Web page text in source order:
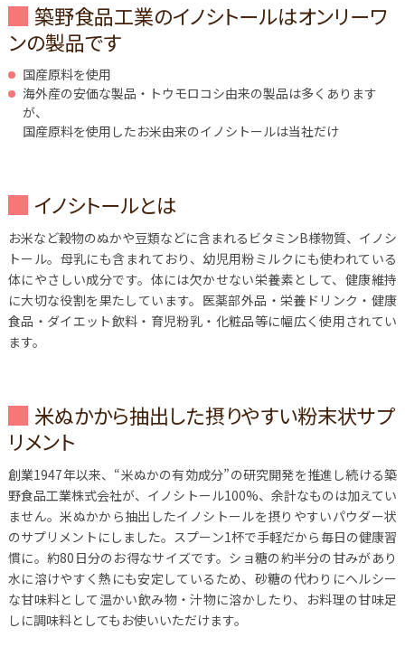
築野食品工業のイノシトールはオンリーワ
ンの製品です
国産原料を使用
海外産の安価な製品・トウモロコシ由来の製品は多くあります
が、
国産原料を使用したお米由来のイノシトールは当社だけ
イノシトールとは
お米など穀物のぬかや豆類などに含まれるビタミンB様物質、イノシ
トール。母乳にも含まれており、幼児用粉ミルクにも使われている
体にやさしい成分です。体には欠かせない栄養素として、健康維持
に大切な役割を果たしています。医薬部外品・栄養ドリンク・健康
食品・ダイエット飲料・育児粉乳・化粧品等に幅広く使用されてい
ます。
米ぬかから抽出した摂りやすい粉末状サプ
リメント
創業1947年以来、“米ぬかの有効成分”の研究開発を推進し続ける築
野食品工業株式会社が、イノシトール100%、余計なものは加えてい
ません。米ぬかから抽出したイノシトールを摂りやすいパウダー状
のサプリメントにしました。スプーン1杯で手軽だから毎日の健康習
慣に。約80日分のお得なサイズです。ショ糖の約半分の甘みがあり
水に溶けやすく熱にも安定しているため、砂糖の代わりにヘルシー
な甘味料として温かい飲み物・汁物に溶かしたり、お料理の甘味足
しに調味料としてもお使いいただけます。